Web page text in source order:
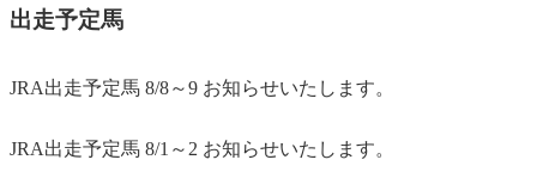
出走予定馬
JRA出走予定馬 8/8～9 お知らせいたします。
JRA出走予定馬 8/1～2 お知らせいたします。